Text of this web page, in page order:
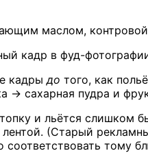
маслом, контровой
в фуд-фотографии
кадры до того, как
→ сахарная пудра и
и льётся слишком
лентой. (Старый
тому